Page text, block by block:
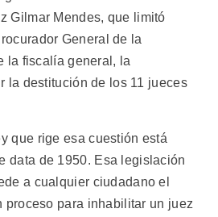
Gilmar Mendes, que limitó
General de la
la fiscalía general, la
la destitución de los 11 jueces
que rige esa cuestión está
data de 1950. Esa legislación
a cualquier ciudadano el
proceso para inhabilitar un juez